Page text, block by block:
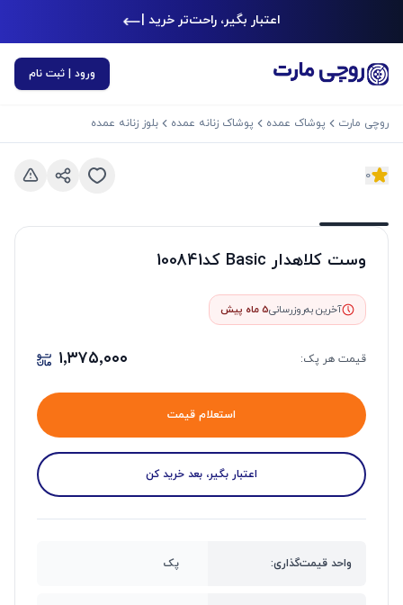
اعتبار بگیر، راحت‌تر خرید کن|
ورود | ثبت نام
روچی مارت پوشاک عمده پوشاک زنانه عمده بلوز زنانه عمده
0
وست کلاهدار Basic کد100841
آخرین به‌روزرسانی5 ماه پیش
قیمت هر پک: ۱٬۳۷۵٬۰۰۰
استعلام قیمت
اعتبار بگیر، بعد خرید کن
واحد قیمت‌گذاری: پک